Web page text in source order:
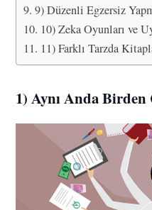
9) Düzenli Egzersiz
10) Zeka Oyunları ve
11) Farklı Tarzda
1) Aynı Anda Birden